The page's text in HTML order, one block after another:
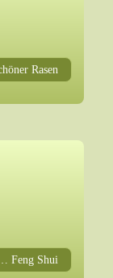
Rasen
Feng Shui